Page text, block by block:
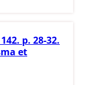
p. 28-32.
et